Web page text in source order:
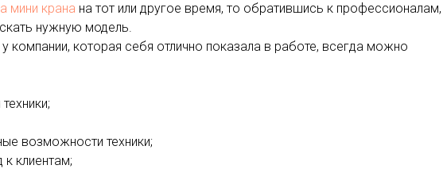
мини крана на тот или другое время, то обратившись к профессионалам,
нужную модель.
компании, которая себя отлично показала в работе, всегда можно
возможности техники;
к клиентам;